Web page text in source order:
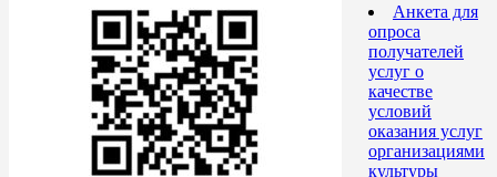
Анкета для
опроса
получателей
услуг о
качестве
условий
оказания услуг
организациями
культуры